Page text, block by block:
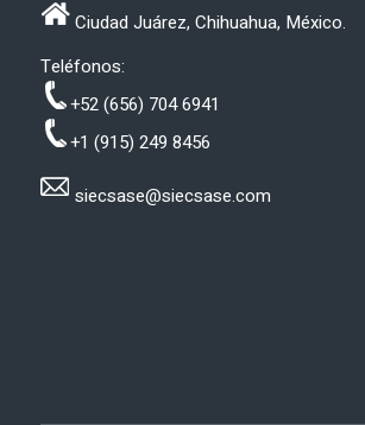
Ciudad Juárez, Chihuahua, México.
Teléfonos:
+52 (656) 704 6941
+1 (915) 249 8456
siecsase@siecsase.com